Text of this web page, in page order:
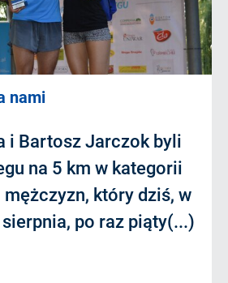
nami
i Bartosz Jarczok byli
na 5 km w kategorii
mężczyzn, który dziś, w
po raz piąty(...)